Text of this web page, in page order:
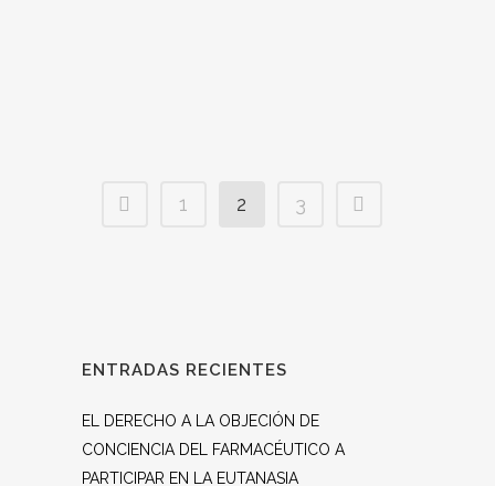
1 2 3
ENTRADAS RECIENTES
EL DERECHO A LA OBJECIÓN DE
CONCIENCIA DEL FARMACÉUTICO A
PARTICIPAR EN LA EUTANASIA